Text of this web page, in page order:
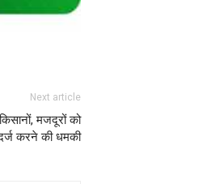
Next article
मजदूरों को
करने की धमकी